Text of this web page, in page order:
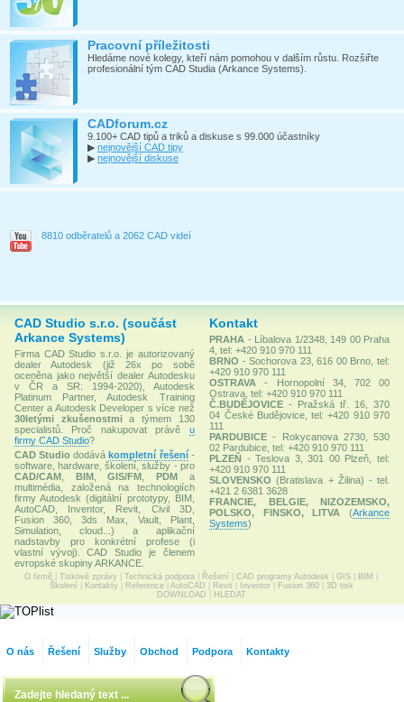
Pracovní příležitosti
Hledáme nové kolegy, kteří nám pomohou v dalším růstu. Rozšiřte
profesionální tým CAD Studia (Arkance Systems).
CADforum.cz
9.100+ CAD tipů a triků a diskuse s 99.000 účastníky
▶ nejnovější CAD tipy
▶ nejnovější diskuse
8810 odběratelů a 2062 CAD videí
CAD Studio s.r.o. (součást
Arkance Systems)
Firma CAD Studio s.r.o. je autorizovaný
dealer Autodesk (již 26x po sobě
oceněna jako největší dealer Autodesku
v ČR a SR: 1994-2020), Autodesk
Platinum Partner, Autodesk Training
Center a Autodesk Developer s více než
30letými zkušenostmia týmem 130
specialistů. Proč nakupovat právě u
firmy CAD Studio?
CAD Studio dodávákompletní řešení-
software, hardware, školení, služby - pro
CAD/CAM
BIM,GIS/FM ,PDM a
multimédia, založená na technologiích
firmy Autodesk (digitální prototypy, BIM,
AutoCAD, Inventor, Revit, Civil 3D,
Fusion 360, 3ds Max, Vault, Plant,
Simulation, cloud...) a aplikační
nadstavby pro konkrétní profese (i
vlastní vývoj). CAD Studio je členem
evropské skupiny ARKANCE.
Kontakt
PRAHA - Líbalova 1/2348, 149 00 Praha
4, tel: +420 910 970 111
BRNO - Sochorova 23, 616 00 Brno, tel:
+420 910 970 111
OSTRAVA
- Hornopolní 34, 702 00
Ostrava, tel: +420 910 970 111
Č.BUDĚJOVICE - Pražská tř. 16, 370
04 České Budějovice, tel: +420 910 970
111
PARDUBICE - Rokycanova 2730, 530
02 Pardubice, tel: +420 910 970 111
PLZEŇ - Teslova 3, 301 00 Plzeň, tel:
+420 910 970 111
SLOVENSKO (Bratislava + Žilina) - tel.
+421 2 6381 3628
FRANCIE, BELGIE, NIZOZEMSKO,
POLSKO, FINSKO, LITVA
(Arkance
Systems)
O firmě Tiskové zprávy Technická podpora Řešení CAD programy Autodesk GIS BIM
Školení
Kontakty Reference| AutoCAD Revit Inventor| Fusion 360| 3D tisk
DOWNLOAD
HLEDAT
O nás Řešení Služby Obchod Podpora Kontakty